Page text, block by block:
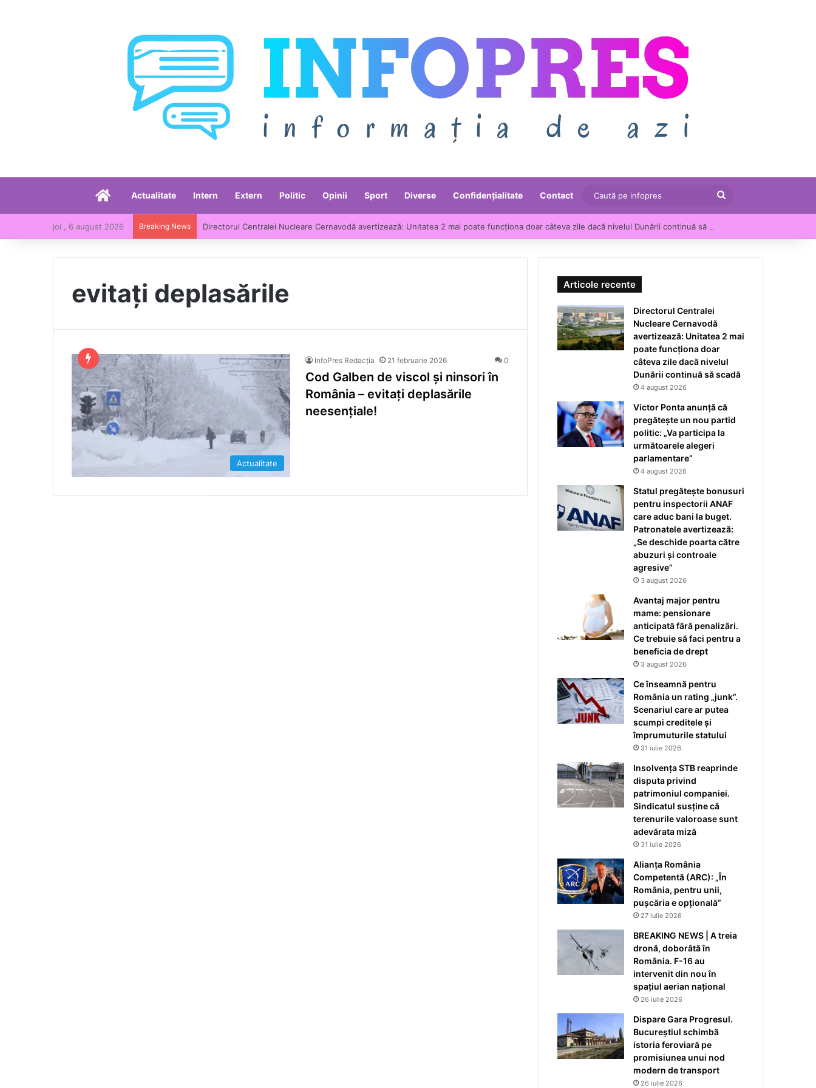
AcasăActualitate Intern Extern Politic Opinii Sport Diverse Confidențialitate Contact
Caută
pe
infopres
joi , 6 august 2026 Breaking News Directorul Centralei Nucleare Cernavodă avertizează: Unitatea 2 mai poate funcționa doar câteva zile dacă nivelul Dunării continuă să scadă
evitați deplasările
Actualitate
InfoPres Redacția 21 februarie 2026 0
Cod Galben de viscol și ninsori în
România – evitați deplasările
neesențiale!
Articole recente
Directorul Centralei
Nucleare Cernavodă
avertizează: Unitatea 2 mai
poate funcționa doar
câteva zile dacă nivelul
Dunării continuă să scadă
4 august 2026
Victor Ponta anunță că
pregătește un nou partid
politic: „Va participa la
următoarele alegeri
parlamentare”
4 august 2026
Statul pregătește bonusuri
pentru inspectorii ANAF
care aduc bani la buget.
Patronatele avertizează:
„Se deschide poarta către
abuzuri și controale
agresive”
3 august 2026
Avantaj major pentru
mame: pensionare
anticipată fără penalizări.
Ce trebuie să faci pentru a
beneficia de drept
3 august 2026
Ce înseamnă pentru
România un rating „junk”.
Scenariul care ar putea
scumpi creditele și
împrumuturile statului
31 iulie 2026
Insolvența STB reaprinde
disputa privind
patrimoniul companiei.
Sindicatul susține că
terenurile valoroase sunt
adevărata miză
31 iulie 2026
Alianța România
Competentă (ARC): „În
România, pentru unii,
pușcăria e opțională”
27 iulie 2026
BREAKING NEWS | A treia
dronă, doborâtă în
România. F-16 au
intervenit din nou în
spațiul aerian național
26 iulie 2026
Dispare Gara Progresul.
Bucureștiul schimbă
istoria feroviară pe
promisiunea unui nod
modern de transport
26 iulie 2026